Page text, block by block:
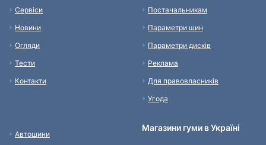
Сервіси
Новини
Огляди
Тести
Контакти
Постачальникам
Параметри шин
Параметри дисків
Реклама
Для правовласників
Угода
Автошини
Магазини гуми в Україні